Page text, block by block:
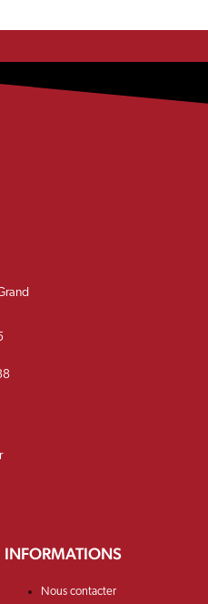
INFORMATIONS
Nous contacter